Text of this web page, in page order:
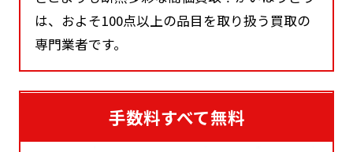
は、およそ100点以上の品目を取り扱う買取の
専門業者です。
手数料すべて無料